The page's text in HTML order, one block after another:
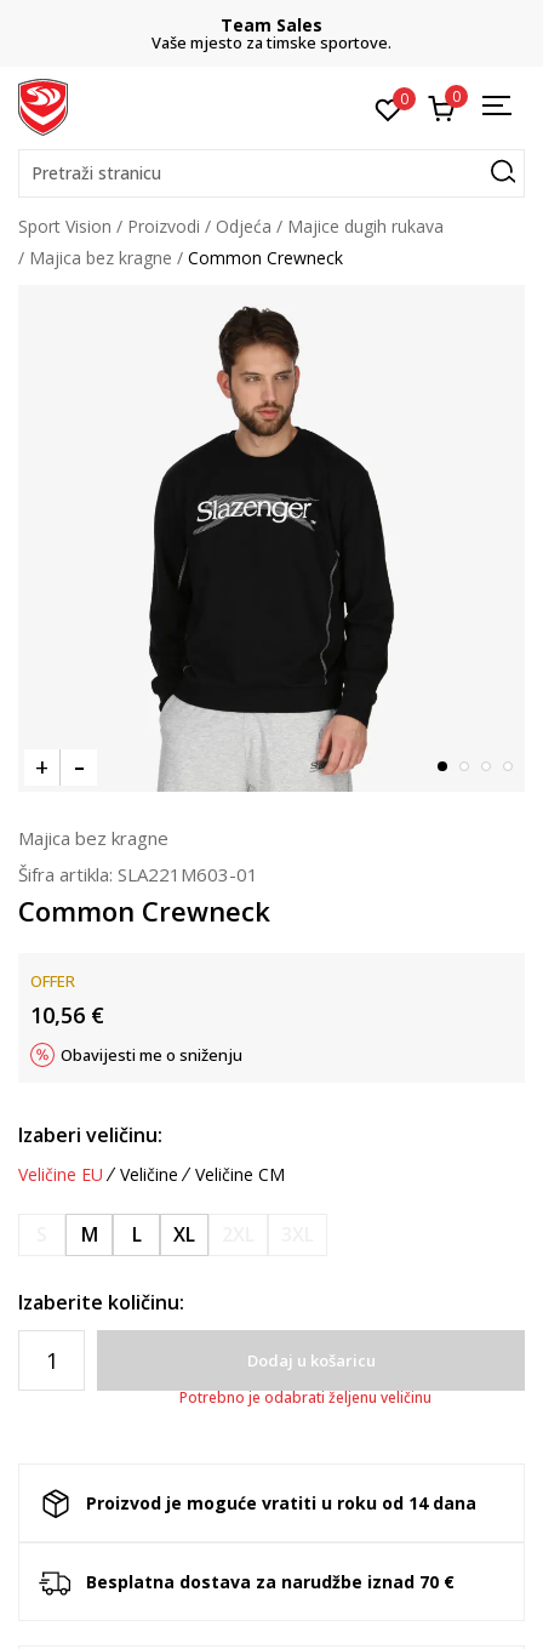
Team Sales
Vaše mjesto za timske sportove.
0 0
Pretraži stranicu
Sport Vision Proizvodi Odjeća
Majice dugih rukava
Majica bez kragne
Common Crewneck
Majica bez kragne
Šifra artikla: SLA221M603-01
Common Crewneck
OFFER
10,56 €
Obavijesti me o sniženju
Izaberi veličinu:
Veličine EU Veličine Veličine CM
M L XL
Izaberite količinu:
Dodaj u košaricu
Potrebno je odabrati željenu veličinu
Proizvod je moguće vratiti u roku od 14 dana
Besplatna dostava za narudžbe iznad 70 €